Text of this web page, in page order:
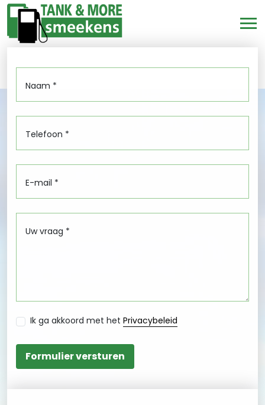
Naam *
Telefoon *
E-mail *
Uw vraag *
Ik ga akkoord met het Privacybeleid
Formulier versturen